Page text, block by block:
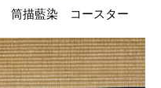
筒描藍染 コースター